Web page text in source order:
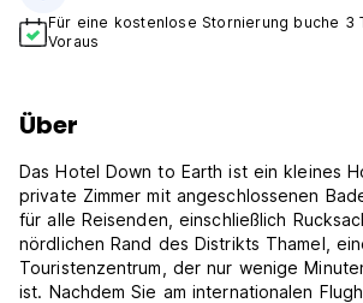
Für eine kostenlose Stornierung buche 3
Voraus
Über
Das Hotel Down to Earth ist ein kleines
private Zimmer mit angeschlossenen
für alle Reisenden, einschließlich
nördlichen Rand des Distrikts Thamel,
Touristenzentrum, der nur wenige
ist. Nachdem Sie am internationalen